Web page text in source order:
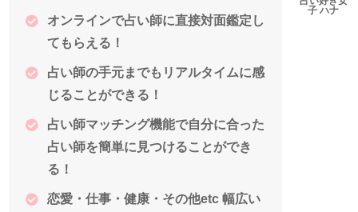
オンラインで占い師に直接対面鑑定し
てもらえる！
占い師の手元までもリアルタイムに感
じることができる！
占い師マッチング機能で自分に合った
占い師を簡単に見つけることができ
る！
恋愛・仕事・健康・その他etc 幅広い